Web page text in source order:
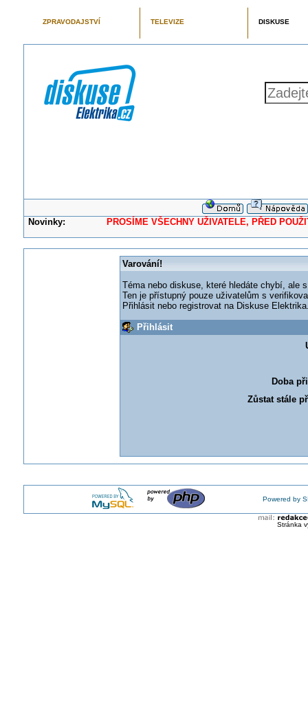
ZPRAVODAJSTVÍ TELEVIZE DISKUSE
Novinky: PROSÍME VŠECHNY UŽIVATELE, PŘED
Varování!
Téma nebo diskuse, které hledáte chybí, ale
Ten je přístupný pouze uživatelům s
Přihlásit nebo registrovat na Diskuse
Přihlásit
Doba
Zůstat stále
Powered by
Stránka